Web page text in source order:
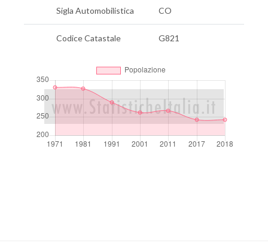
Sigla Automobilistica CO
Codice Catastale G821